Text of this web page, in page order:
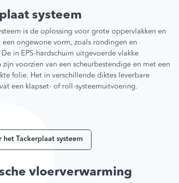
systeem
is de oplossing voor grote oppervlakken en
ongewone vorm, zoals rondingen en
in EPS-hardschuim uitgevoerde vlakke
voorzien van een scheurbestendige en met een
folie. Het in verschillende diktes leverbare
een klapset- of roll-systeemuitvoering.
het Tackerplaat systeem
vloerverwarming